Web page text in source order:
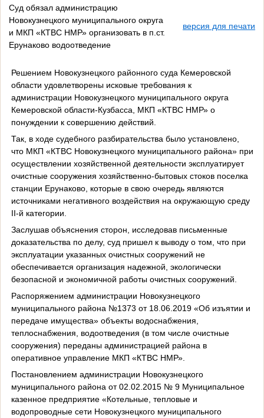
Суд обязал администрацию
Новокузнецкого муниципального округа
и МКП «КТВС НМР» организовать в п.ст.
Ерунаково водоотведение
версия для печати
Решением Новокузнецкого районного суда Кемеровской
области удовлетворены исковые требования к
администрации Новокузнецкого муниципального округа
Кемеровской области-Кузбасса, МКП «КТВС НМР» о
понуждении к совершению действий.
Так, в ходе судебного разбирательства было установлено,
что МКП «КТВС Новокузнецкого муниципального района» при
осуществлении хозяйственной деятельности эксплуатирует
очистные сооружения хозяйственно-бытовых стоков поселка
станции Ерунаково, которые в свою очередь являются
источниками негативного воздействия на окружающую среду
II-й категории.
Заслушав объяснения сторон, исследовав письменные
доказательства по делу, суд пришел к выводу о том, что при
эксплуатации указанных очистных сооружений не
обеспечивается организация надежной, экологически
безопасной и экономичной работы очистных сооружений.
Распоряжением администрации Новокузнецкого
муниципального района №1373 от 18.06.2019 «Об изъятии и
передаче имущества» объекты водоснабжения,
теплоснабжения, водоотведения (в том числе очистные
сооружения) переданы администрацией района в
оперативное управление МКП «КТВС НМР».
Постановлением администрации Новокузнецкого
муниципального района от 02.02.2015 № 9 Муниципальное
казенное предприятие «Котельные, тепловые и
водопроводные сети Новокузнецкого муниципального